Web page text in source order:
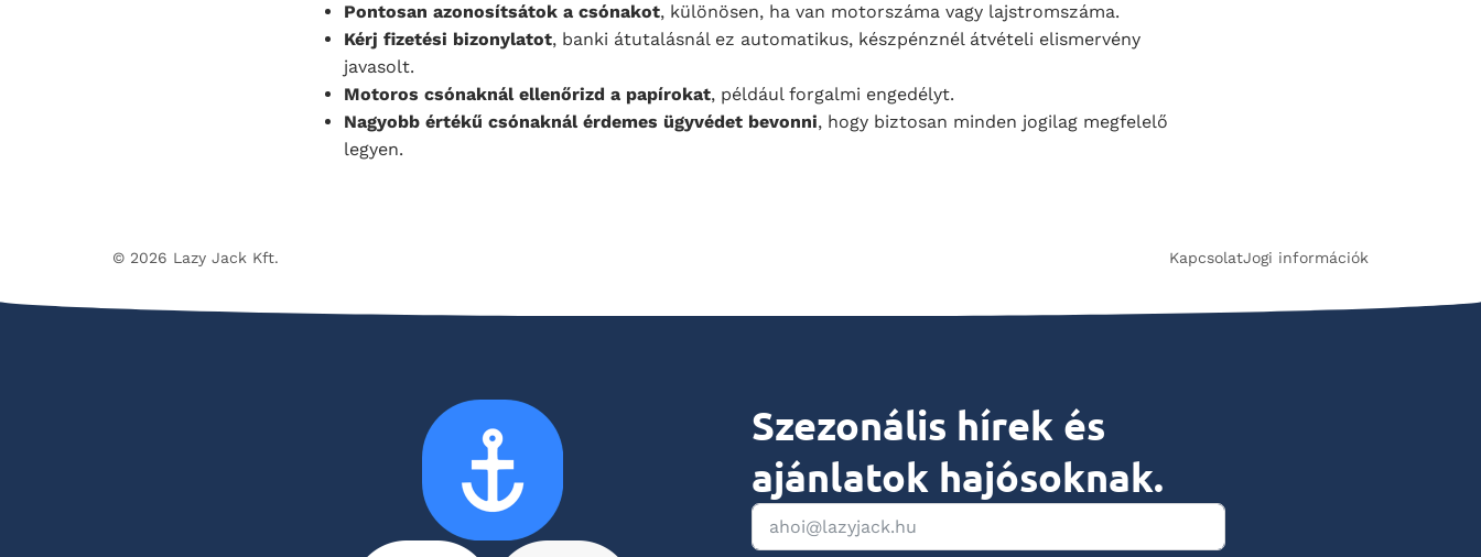
Pontosan azonosítsátok a csónakot, különösen, ha van motorszáma vagy lajstromszáma.
Kérj fizetési bizonylatot, banki átutalásnál ez automatikus, készpénznél átvételi elismervény
javasolt.
Motoros csónaknál ellenőrizd a papírokat, például forgalmi engedélyt.
Nagyobb értékű csónaknál érdemes ügyvédet bevonni, hogy biztosan minden jogilag megfelelő
legyen.
© 2026 Lazy Jack Kft. KapcsolatJogi információk
Szezonális hírek és
ajánlatok hajósoknak.